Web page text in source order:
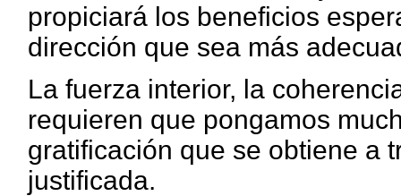
propiciará los beneficios
dirección que sea más
La fuerza interior, la
requieren que pongamos
gratificación que se obtiene a
justificada.